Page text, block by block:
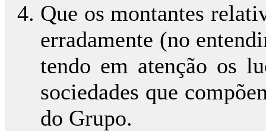
Que os montantes
erradamente (no
tendo em atenção os
sociedades que
do Grupo.